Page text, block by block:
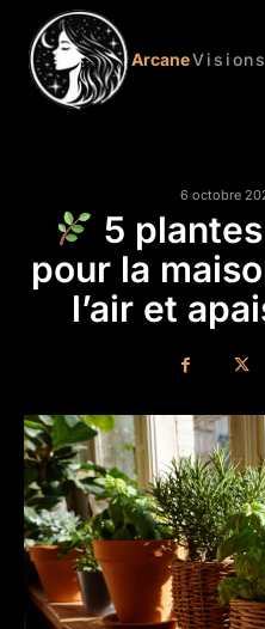
ArcaneVisions
6 octobre
5
pour la
l’air et